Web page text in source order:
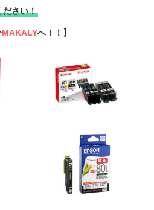
ださい！
MAKALYへ！！】